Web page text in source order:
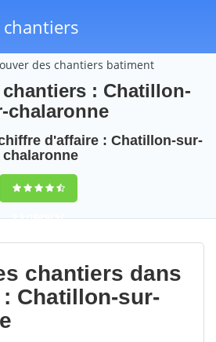
des chantiers batiment
: Chatillon-
chalaronne
d'affaire : Chatillon-sur-
chalaronne
9,5(100%)57
votes
chantiers dans
Chatillon-sur-